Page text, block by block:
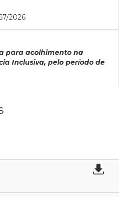
2026
para acolhimento na
Inclusiva, pelo período de